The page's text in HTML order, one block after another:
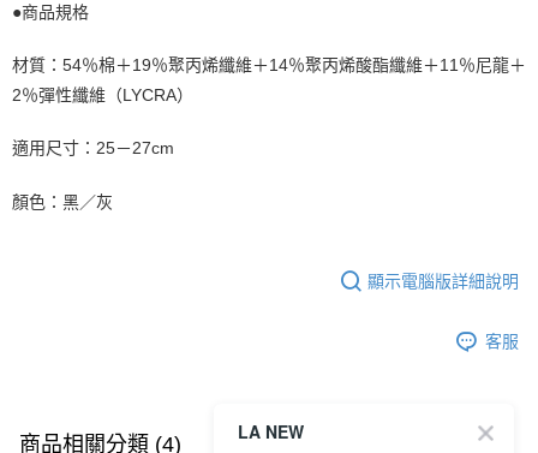
●商品規格
材質：54％棉＋19％聚丙烯纖維＋14％聚丙烯酸酯纖維＋11％尼龍＋
2％彈性纖維（LYCRA）
適用尺寸：25－27cm
顏色：黑／灰
顯示電腦版詳細說明
客服
商品相關分類 (4) 查看全部
LA NEW